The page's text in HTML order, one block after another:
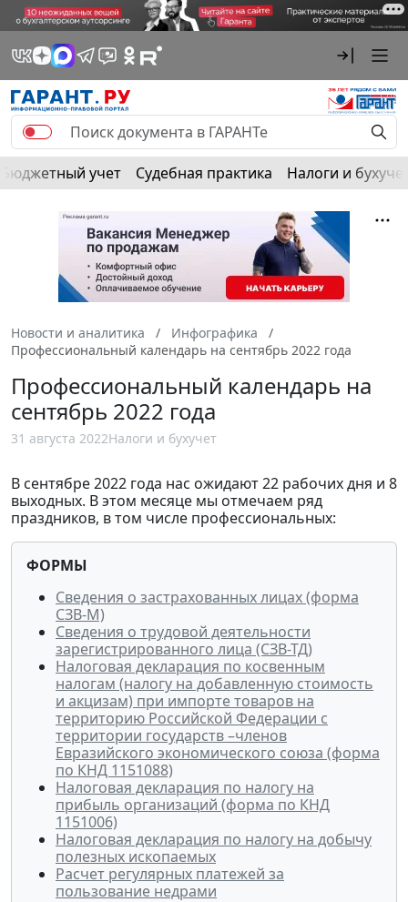
Бюджетный учет Судебная практика Налоги и
Новости и аналитика
Инфографика
Профессиональный календарь на сентябрь 2022 года
Профессиональный календарь на
сентябрь 2022 года
31 августа 2022Налоги и бухучет
В сентябре 2022 года нас ожидают 22 рабочих дня и 8
выходных. В этом месяце мы отмечаем ряд
праздников, в том числе профессиональных:
ФОРМЫ
Сведения о застрахованных лицах (форма
СЗВ-М)
Сведения о трудовой деятельности
зарегистрированного лица (СЗВ-ТД)
Налоговая декларация по косвенным
налогам (налогу на добавленную стоимость
и акцизам) при импорте товаров на
территорию Российской Федерации с
территории государств –членов
Евразийского экономического союза (форма
по КНД 1151088)
Налоговая декларация по налогу на
прибыль организаций (форма по КНД
1151006)
Налоговая декларация по налогу на добычу
полезных ископаемых
Расчет регулярных платежей за
пользование недрами